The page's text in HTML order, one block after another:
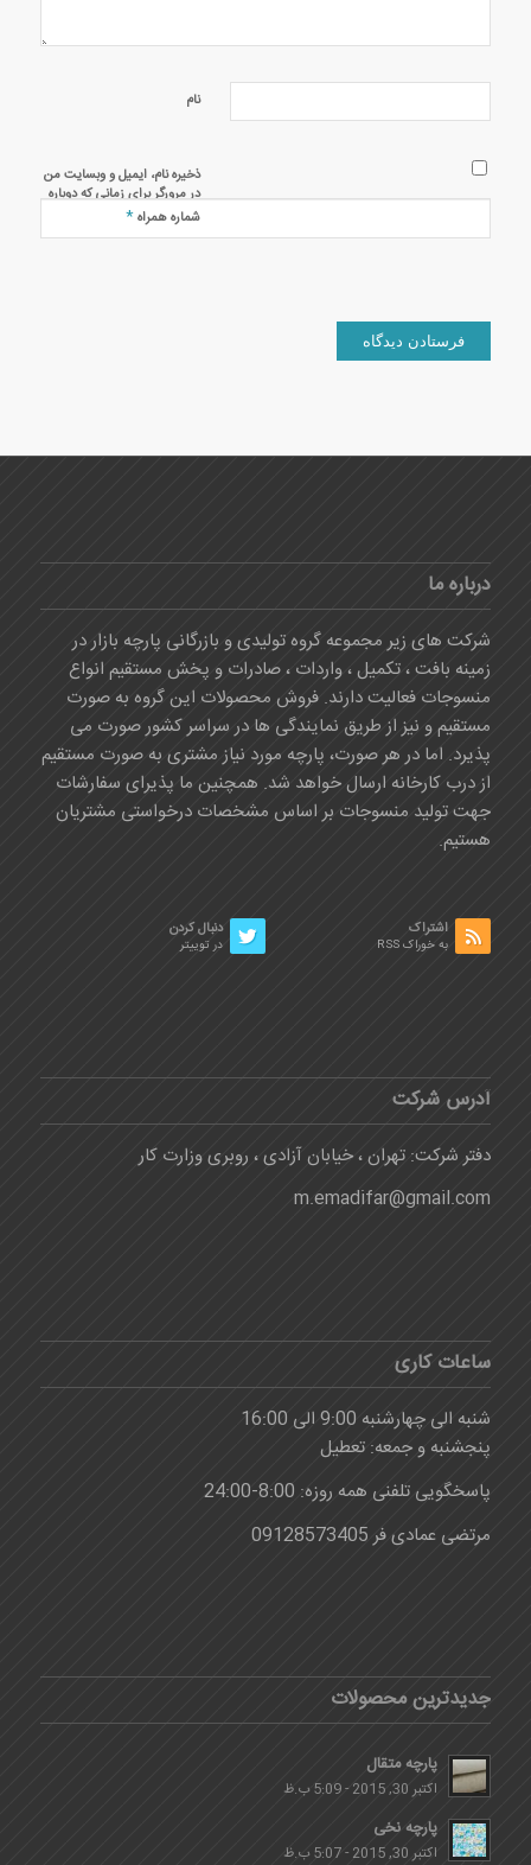
نام
ذخیره نام، ایمیل و وبسایت من
در مرورگر برای زمانی که دوباره
دیدگاهی می‌نویسم.
شماره همراه*
درباره ما
شرکت های زیر مجموعه گروه تولیدی و بازرگانی پارچه بازار در
زمینه بافت ، تکمیل ، واردات ، صادرات و پخش مستقیم انواع
منسوجات فعالیت دارند. فروش محصولات این گروه به صورت
مستقیم و نیز از طریق نمایندگی ها در سراسر کشور صورت می
پذیرد. اما در هر صورت، پارچه مورد نیاز مشتری به صورت مستقیم
از درب کارخانه ارسال خواهد شد. همچنین ما پذیرای سفارشات
جهت تولید منسوجات بر اساس مشخصات درخواستی مشتریان
هستیم.
دنبال کردن
در توییتر
اشتراک
به خوراک RSS
آدرس شرکت
دفتر شرکت: تهران ، خیابان آزادی ، روبری وزارت کار
m.emadifar@gmail.com
ساعات کاری
شنبه الی چهارشنبه 9:00 الی 16:00
پنجشنبه و جمعه: تعطیل
پاسخگویی تلفنی همه روزه: 8:00-24:00
مرتضی عمادی فر 09128573405
جدیدترین محصولات
پارچه متقال
اکتبر 30, 2015 - 5:09 ب.ظ
پارچه نخی
اکتبر 30, 2015 - 5:07 ب.ظ